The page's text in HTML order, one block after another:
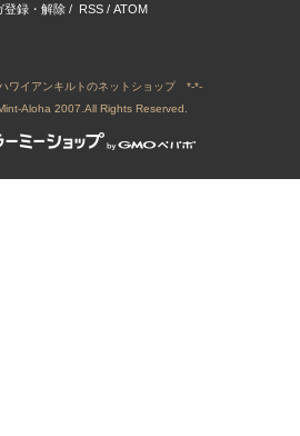
登録・解除/ RSS/ ATOM
ワイアンキルトのネットショップ *-*-
Aloha 2007.All Rights Reserved.